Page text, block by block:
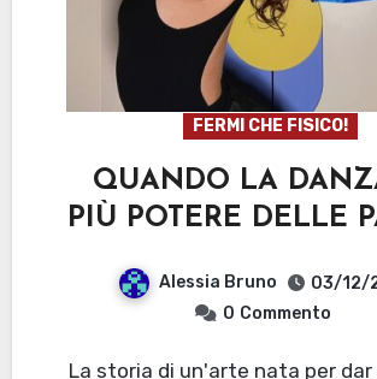
FERMI CHE FISICO!
QUANDO LA
PIÙ POTERE DELLE
Alessia Bruno
03/12/
0 Commento
La storia di un'arte nata per dar voce a chi